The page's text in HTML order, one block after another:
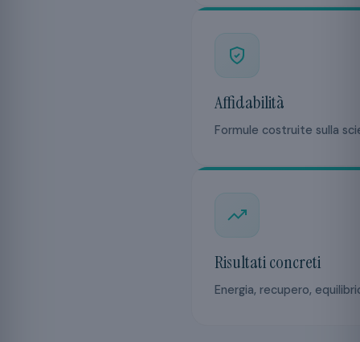
Affidabilità
Formule costruite sulla
Risultati concreti
Energia, recupero,